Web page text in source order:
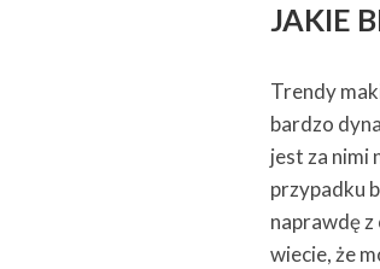
JAKIE
Trendy
bardzo
jest za nimi
przypadku
naprawdę
wiecie, że